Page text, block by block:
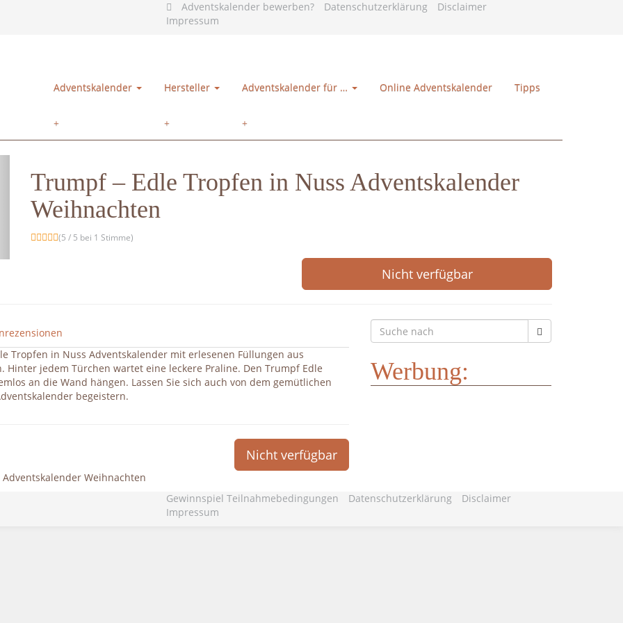
Adventskalender bewerben? Datenschutzerklärung
Disclaimer
Impressum
Adventskalender Hersteller Adventskalender für … Online Adventskalender Tipps
Trumpf – Edle Tropfen in Nuss Adventskalender
Weihnachten
(5 / 5 bei 1 Stimme)
Nicht verfügbar
Tropfen in Nuss Adventskalender mit erlesenen Füllungen aus
jedem Türchen wartet eine leckere Praline. Den Trumpf Edle
an die Wand hängen. Lassen Sie sich auch von dem gemütlichen
begeistern.
Nicht verfügbar
Werbung:
Weihnachten
Gewinnspiel Teilnahmebedingungen
Datenschutzerklärung
Disclaimer
Impressum